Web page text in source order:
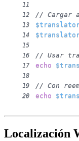
11
12
// Cargar
13
14
15
16
// Usar
17 echo
18
19
// Con
20 echo
Localización